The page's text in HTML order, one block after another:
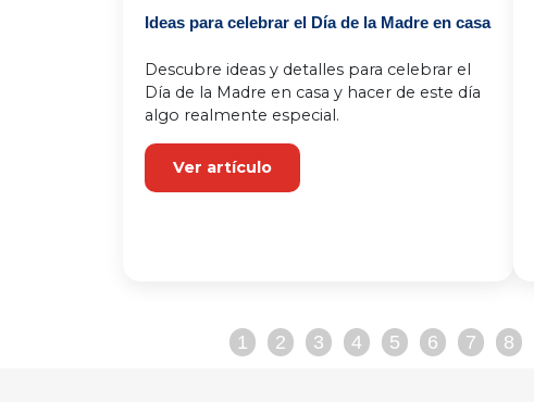
Ideas para celebrar el Día de la Madre en casa
Descubre ideas y detalles para celebrar el
Día de la Madre en casa y hacer de este día
algo realmente especial.
Ver artículo
1 2 3 4 5 6 7 8